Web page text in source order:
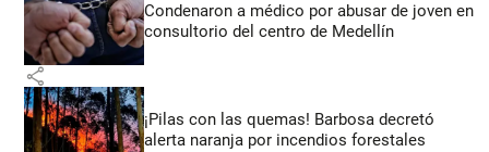
Condenaron a médico por abusar de joven en
consultorio del centro de Medellín
share
¡Pilas con las quemas! Barbosa decretó
alerta naranja por incendios forestales